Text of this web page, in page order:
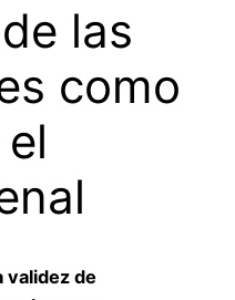
las
como
validez de